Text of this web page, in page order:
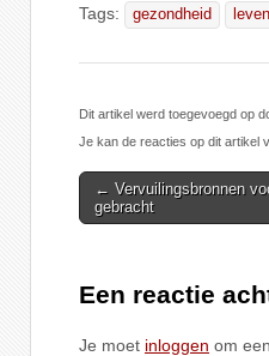
Tags: gezondheid
Dit artikel werd toegevoegd op
Je kan de reacties op dit artikel
Post
navigation
← Vervuilingsbronnen
gebracht
Een reactie
Je moet inloggen om